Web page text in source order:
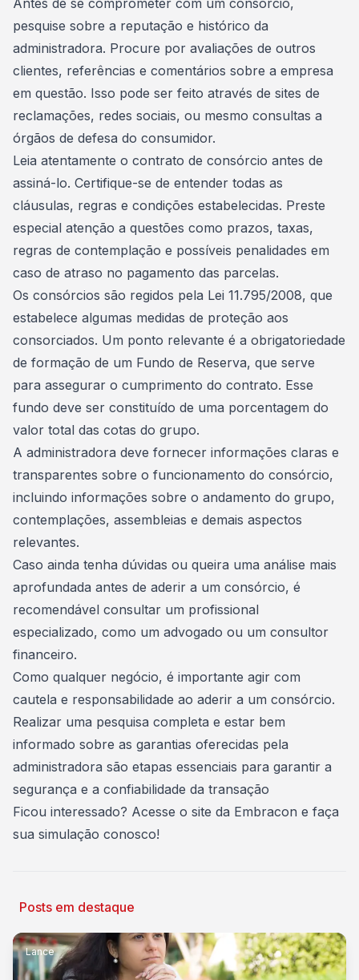
Antes de se comprometer com um consórcio,
pesquise sobre a reputação e histórico da
administradora. Procure por avaliações de outros
clientes, referências e comentários sobre a empresa
em questão. Isso pode ser feito através de sites de
reclamações, redes sociais, ou mesmo consultas a
órgãos de defesa do consumidor.
Leia atentamente o contrato de consórcio antes de
assiná-lo. Certifique-se de entender todas as
cláusulas, regras e condições estabelecidas. Preste
especial atenção a questões como prazos, taxas,
regras de contemplação e possíveis penalidades em
caso de atraso no pagamento das parcelas.
Os consórcios são regidos pela Lei 11.795/2008, que
estabelece algumas medidas de proteção aos
consorciados. Um ponto relevante é a obrigatoriedade
de formação de um Fundo de Reserva, que serve
para assegurar o cumprimento do contrato. Esse
fundo deve ser constituído de uma porcentagem do
valor total das cotas do grupo.
A administradora deve fornecer informações claras e
transparentes sobre o funcionamento do consórcio,
incluindo informações sobre o andamento do grupo,
contemplações, assembleias e demais aspectos
relevantes.
Caso ainda tenha dúvidas ou queira uma análise mais
aprofundada antes de aderir a um consórcio, é
recomendável consultar um profissional
especializado, como um advogado ou um consultor
financeiro.
Como qualquer negócio, é importante agir com
cautela e responsabilidade ao aderir a um consórcio.
Realizar uma pesquisa completa e estar bem
informado sobre as garantias oferecidas pela
administradora são etapas essenciais para garantir a
segurança e a confiabilidade da transação
Ficou interessado? Acesse o site da Embracon e faça
sua simulação conosco!
Posts em destaque
Lance